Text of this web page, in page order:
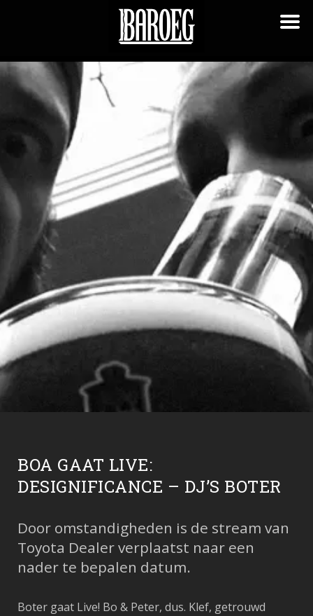
BOA GAAT LIVE:
DESIGNIFICANCE – DJ’S BOTER
Door omstandigheden is de stream van
Toyota Dealer verplaatst naar een
nader te bepalen datum.
Boter gaat Live! Bo & Peter, dus. Klef, getrouwd